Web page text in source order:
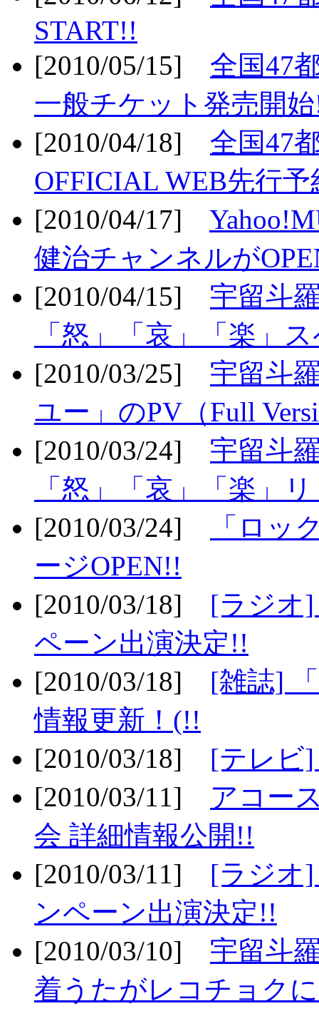
START!!
[2010/05/15] 全国47
一般チケット発売開
[2010/04/18] 全国47
OFFICIAL WEB先行
[2010/04/17]
健治チャンネルが
[2010/04/15] 宇留斗
「怒」「哀」「楽」
[2010/03/25] 宇留斗
ユー」のPV（Full
[2010/03/24] 宇留斗
「怒」「哀」「楽」
[2010/03/24]
「ロッ
ージOPEN!!
[2010/03/18] [ラジオ
ペーン出演決定!!
[2010/03/18] [雑誌]
情報更新！(!!
[2010/03/18] [テレビ
[2010/03/11] アコー
会 詳細情報公開!!
[2010/03/11] [ラジオ
ンペーン出演決定!!
[2010/03/10] 宇留斗
着うたがレコチョク